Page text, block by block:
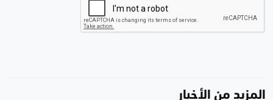
المزيد من الأخبار